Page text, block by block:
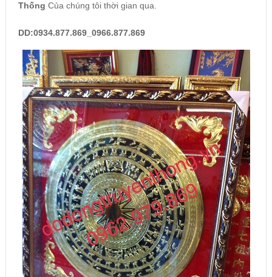
Thống Của chúng tôi thời gian qua.
DD:0934.877.869_0966.877.869